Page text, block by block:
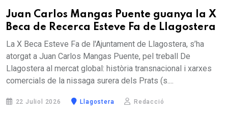
Juan Carlos Mangas Puente guanya la X
Beca de Recerca Esteve Fa de Llagostera
La X Beca Esteve Fa de l'Ajuntament de Llagostera, s’ha
atorgat a Juan Carlos Mangas Puente, pel treball De
Llagostera al mercat global: història transnacional i xarxes
comercials de la nissaga surera dels Prats (s....
22 Juliol 2026 Llagostera Redacció